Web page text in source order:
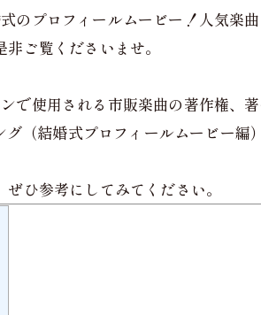
のプロフィールムービー！人気楽
ご覧くださいませ。
で使用される市販楽曲の著作権、
（結婚式プロフィールムービー編
ひ参考にしてみてください。